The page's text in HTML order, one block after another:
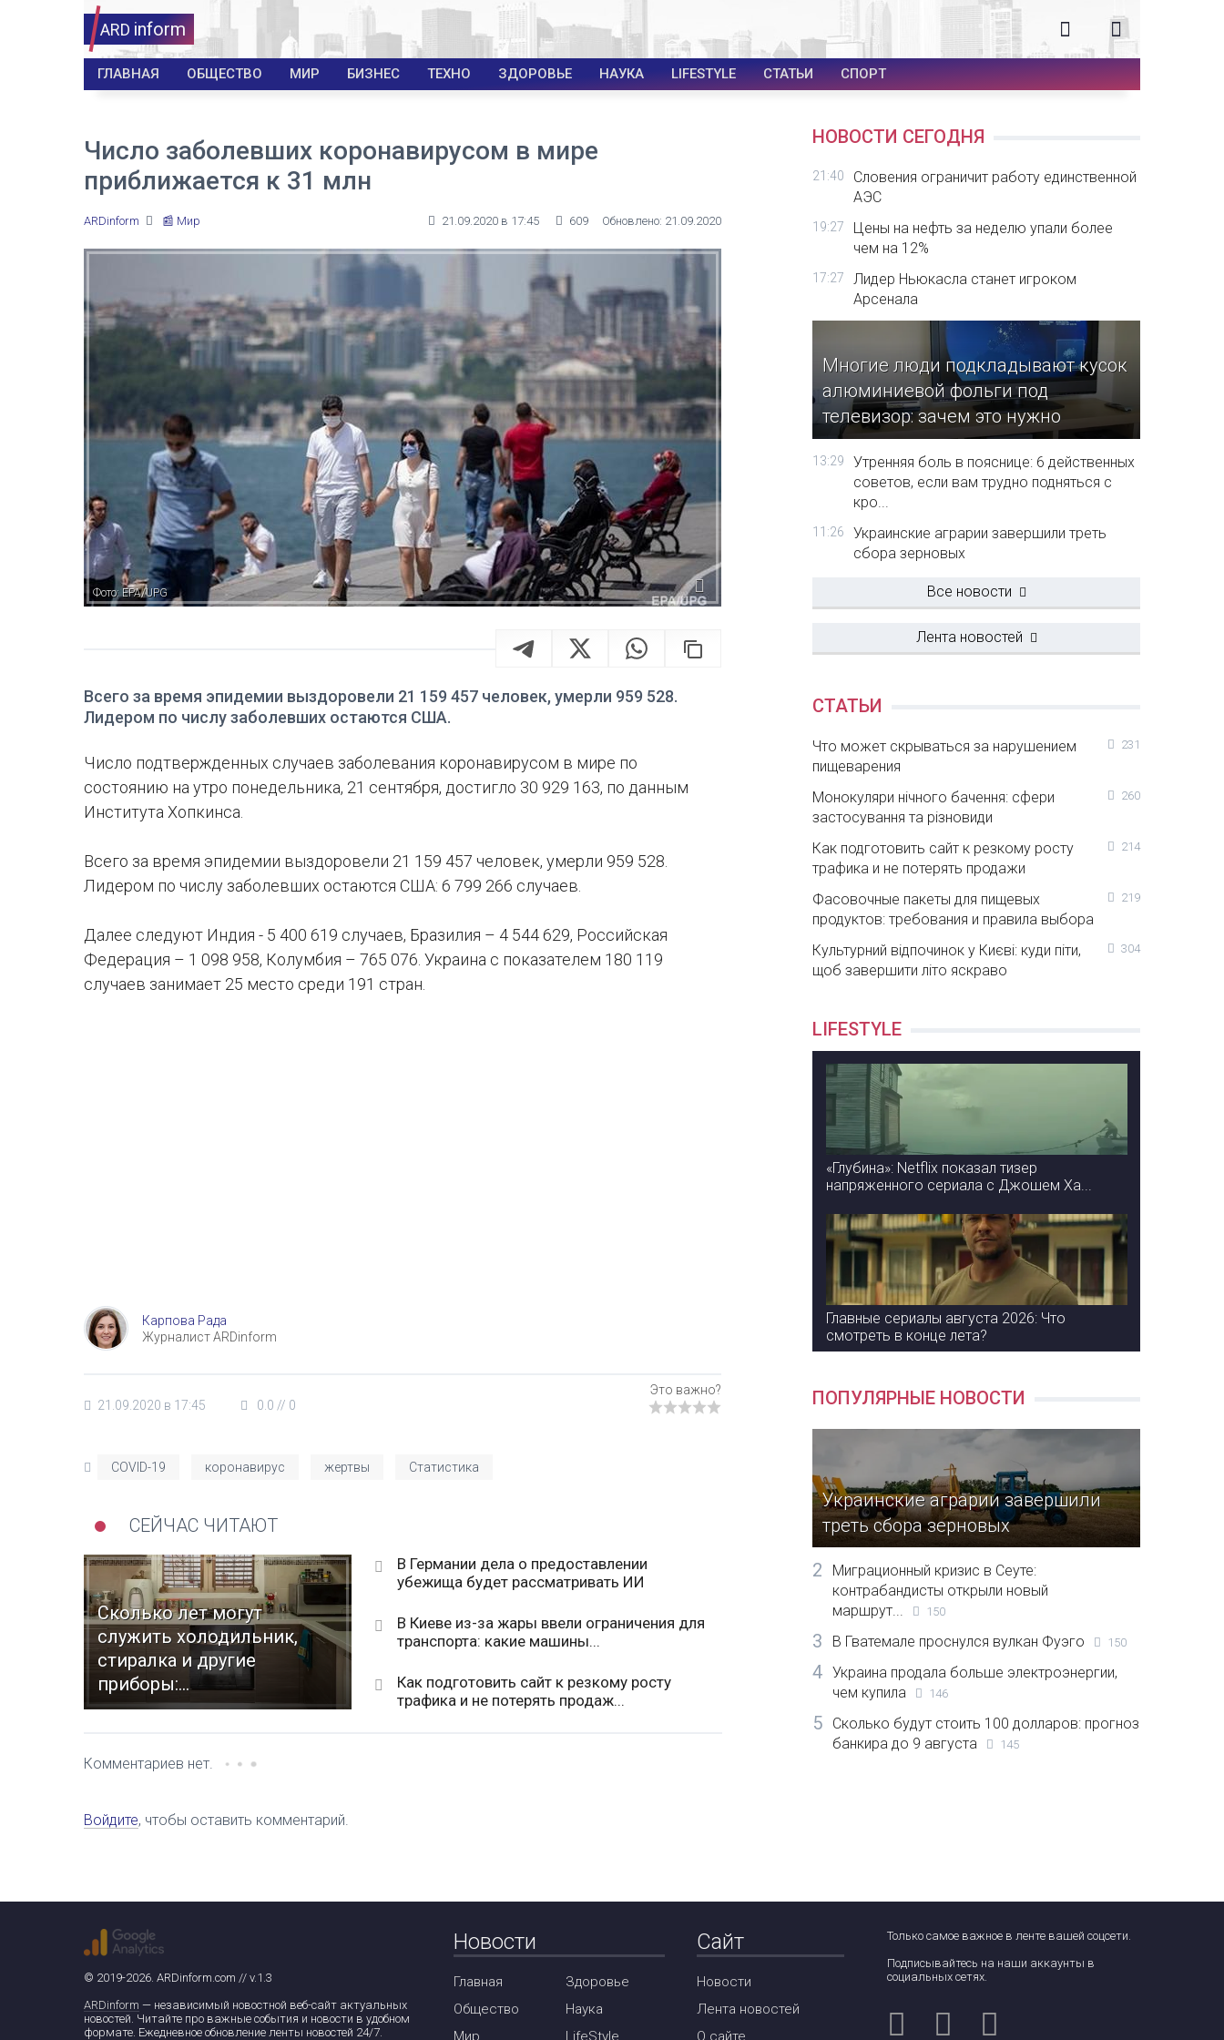
ARD inform
ГЛАВНАЯ ОБЩЕСТВО МИР БИЗНЕС ТЕХНО ЗДОРОВЬЕ НАУКА LIFESTYLE СТАТЬИ СПОРТ
Число заболевших коронавирусом в мире
приближается к 31 млн
ARDinform 📰 Мир 21.09.2020 в 17:45 609 Обновлено: 21.09.2020
Фото: EPA/UPG
Всего за время эпидемии выздоровели 21 159 457 человек, умерли 959 528.
Лидером по числу заболевших остаются США.
Число подтвержденных случаев заболевания коронавирусом в мире по
состоянию на утро понедельника, 21 сентября, достигло 30 929 163, по данным
Института Хопкинса.
Всего за время эпидемии выздоровели 21 159 457 человек, умерли 959 528.
Лидером по числу заболевших остаются США: 6 799 266 случаев.
Далее следуют Индия - 5 400 619 случаев, Бразилия – 4 544 629, Российская
Федерация – 1 098 958, Колумбия – 765 076. Украина с показателем 180 119
случаев занимает 25 место среди 191 стран.
Карпова Рада
Журналист ARDinform
21.09.2020 в 17:45 0.0 // 0
COVID-19 коронавирус жертвы Статистика
СЕЙЧАС ЧИТАЮТ
Сколько лет могут
служить холодильник,
стиралка и другие
приборы:...
В Германии дела о предоставлении
убежища будет рассматривать ИИ
В Киеве из-за жары ввели ограничения для
транспорта: какие машины...
Как подготовить сайт к резкому росту
трафика и не потерять продаж...
Комментариев нет.
Войдите, чтобы оставить комментарий.
НОВОСТИ СЕГОДНЯ
21:40
Словения ограничит работу единственной
АЭС
19:27
Цены на нефть за неделю упали более
чем на 12%
17:27
Лидер Ньюкасла станет игроком
Арсенала
Многие люди подкладывают кусок
алюминиевой фольги под
телевизор: зачем это нужно
13:29
Утренняя боль в пояснице: 6 действенных
советов, если вам трудно подняться с
кро...
11:26
Украинские аграрии завершили треть
сбора зерновых
Все новости
Лента новостей
СТАТЬИ
Что может скрываться за нарушением
пищеварения
231
Монокуляри нічного бачення: сфери
застосування та різновиди
260
Как подготовить сайт к резкому росту
трафика и не потерять продажи
214
Фасовочные пакеты для пищевых
продуктов: требования и правила выбора
219
Культурний відпочинок у Києві: куди піти,
щоб завершити літо яскраво
304
LIFESTYLE
«Глубина»: Netflix показал тизер
напряженного сериала с Джошем Ха...
Главные сериалы августа 2026: Что
смотреть в конце лета?
ПОПУЛЯРНЫЕ НОВОСТИ
Украинские аграрии завершили
треть сбора зерновых
2
Миграционный кризис в Сеуте:
контрабандисты открыли новый
маршрут...
150
3 В Гватемале проснулся вулкан Фуэго 150
4
Украина продала больше электроэнергии,
чем купила
146
5
Сколько будут стоить 100 долларов: прогноз
банкира до 9 августа
145
© 2019-2026. ARDinform.com // v.1.3
ARDinform — независимый новостной веб-сайт актуальных
новостей. Читайте про важные события и новости в удобном
формате. Ежедневное обновление ленты новостей 24/7.
Новости
Главная
Общество
Мир
Здоровье
Наука
LifeStyle
Сайт
Новости
Лента новостей
О сайте
Только самое важное в ленте вашей соцсети.
Подписывайтесь на наши аккаунты в
социальных сетях.